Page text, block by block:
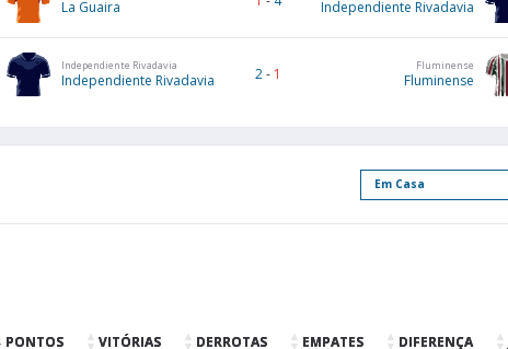
La Guaira Independiente Rivadavia
Independiente Rivadavia
Independiente Rivadavia 2- 1 Fluminense
Fluminense
PONTOS VITÓRIAS DERROTAS EMPATES DIFERENÇA